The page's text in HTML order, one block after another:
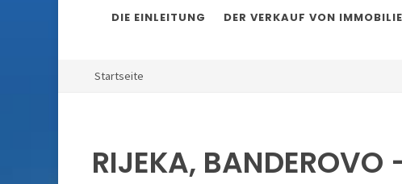
DIE EINLEITUNG DER VERKAUF VON
Startseite
RIJEKA,